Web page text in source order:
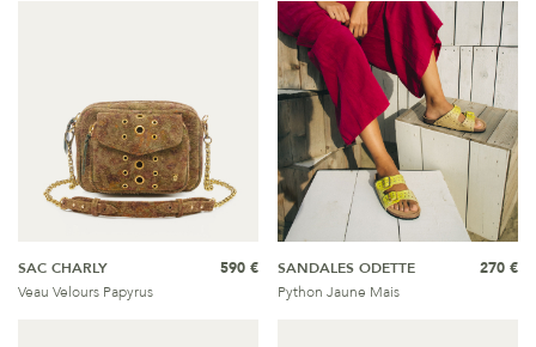
SAC CHARLY
Veau Velours Papyrus
590 €
SANDALES ODETTE
Python Jaune Mais
270 €